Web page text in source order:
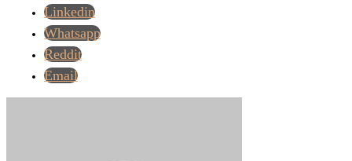
Linkedin
Whatsapp
Reddit
Email